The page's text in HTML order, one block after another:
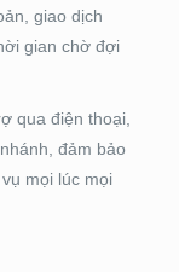
giao dịch
gian chờ đợi
qua điện thoại,
đảm bảo
mọi lúc mọi